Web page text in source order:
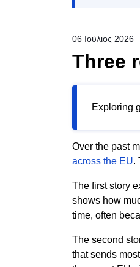
06 Ιούλιος 2026
Three
Exploring
Over the past
across the EU.
The first story
shows how
time, often
The second
that sends